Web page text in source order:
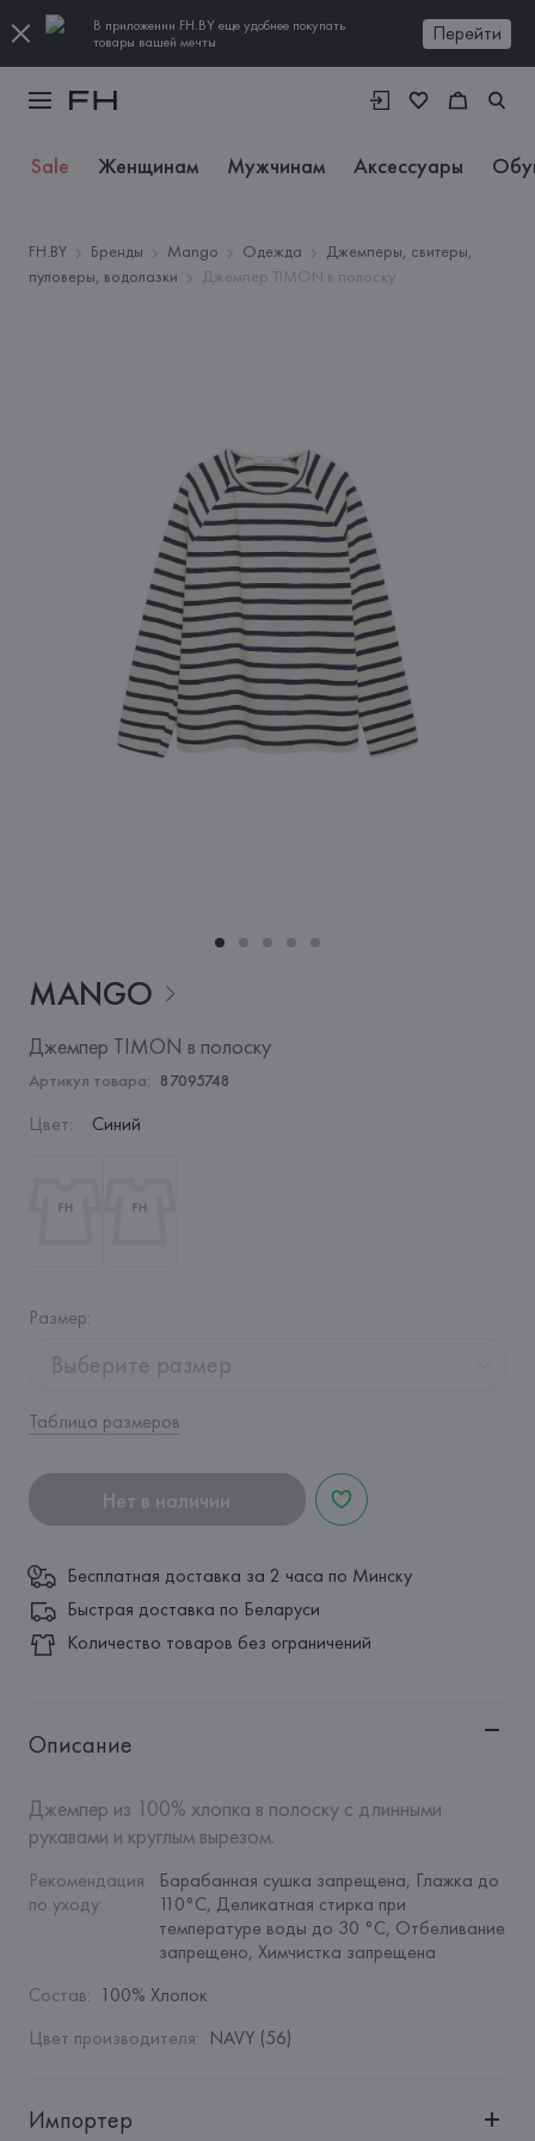
В приложении FH.BY еще удобнее покупать
товары вашей мечты
Перейти
Sale Женщинам Мужчинам Аксессуары
FH.BY Бренды Mango Одежда
Джемперы, свитеры,
пуловеры, водолазки
Джемпер TIMON в полоску
MANGO
Джемпер TIMON в полоску
Артикул товара: 87095748
Цвет: Синий
Размер:
Выберите размер
Таблица размеров
Нет в наличии
Бесплатная доставка за 2 часа по Минску
Быстрая доставка по Беларуси
Количество товаров без ограничений
Описание
Джемпер из 100% хлопка в полоску с длинными
рукавами и круглым вырезом.
Рекомендация
по уходу:
Барабанная сушка запрещена, Глажка до
110°C, Деликатная стирка при
температуре воды до 30 °C, Отбеливание
запрещено, Химчистка запрещена
Состав: 100% Хлопок
Цвет производителя: NAVY (56)
Импортер